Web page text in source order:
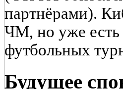
партнёрами).
ЧМ, но уже есть
футбольных
Будущее